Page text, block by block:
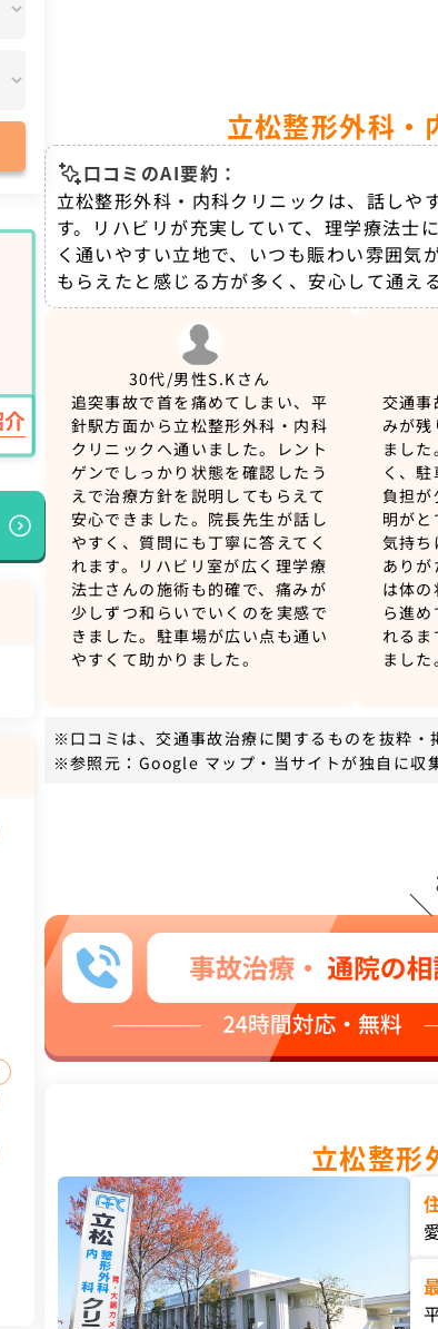
立松整形外科・
口コミのAI要約：
立松整形外科・内科クリニックは、話しや
す。リハビリが充実していて、理学療法士
く通いやすい立地で、いつも賑わい雰囲気
もらえたと感じる方が多く、安心して通え
30代/男性S.Kさん
追突事故で首を痛めてしまい、平
針駅方面から立松整形外科・内科
クリニックへ通いました。レント
ゲンでしっかり状態を確認したう
えで治療方針を説明してもらえて
安心できました。院長先生が話し
やすく、質問にも丁寧に答えてく
れます。リハビリ室が広く理学療
法士さんの施術も的確で、痛みが
少しずつ和らいでいくのを実感で
きました。駐車場が広い点も通い
やすくて助かりました。
交通
みが
まし
く、
負担
明が
気持ち
あり
は体
ら進
れる
ました
※口コミは、交通事故治療に関するものを抜粋・
※参照元：Google マップ・当サイトが独自に収
＼
立松整形